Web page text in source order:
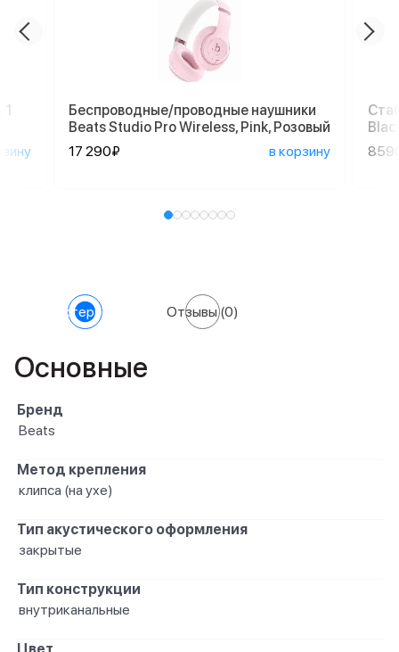
Беспроводные/проводные наушники
Beats Studio Pro Wireless, Pink, Розовый
17 290₽
в корзину
Характеристики Отзывы(0)
Основные
Бренд
Beats
Метод крепления
клипса (на ухе)
Тип акустического оформления
закрытые
Тип конструкции
внутриканальные